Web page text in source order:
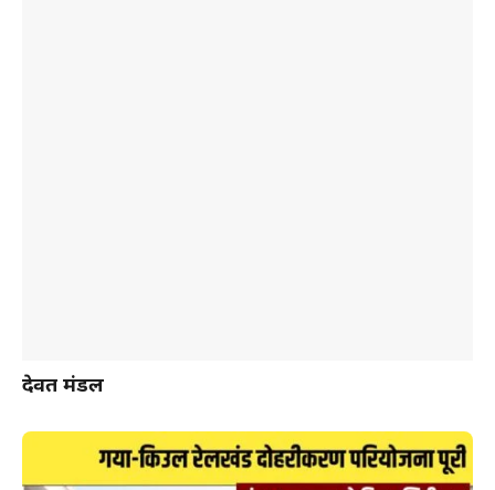
देवब्रत मंडल